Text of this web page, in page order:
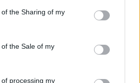
the Sharing of my
the Sale of my
processing my
ΣΉΜΕΡΑ
«Δεν δεχόμαστε τελεσίγραφα»: